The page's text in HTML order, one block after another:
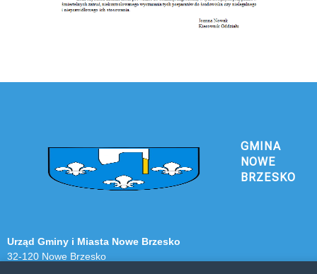
GMINA
NOWE
BRZESKO
Urząd Gminy i Miasta Nowe Brzesko
32-120 Nowe Brzesko